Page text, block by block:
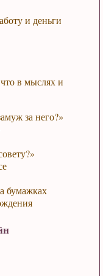
и деньги
в мыслях и
за него?»
бумажках